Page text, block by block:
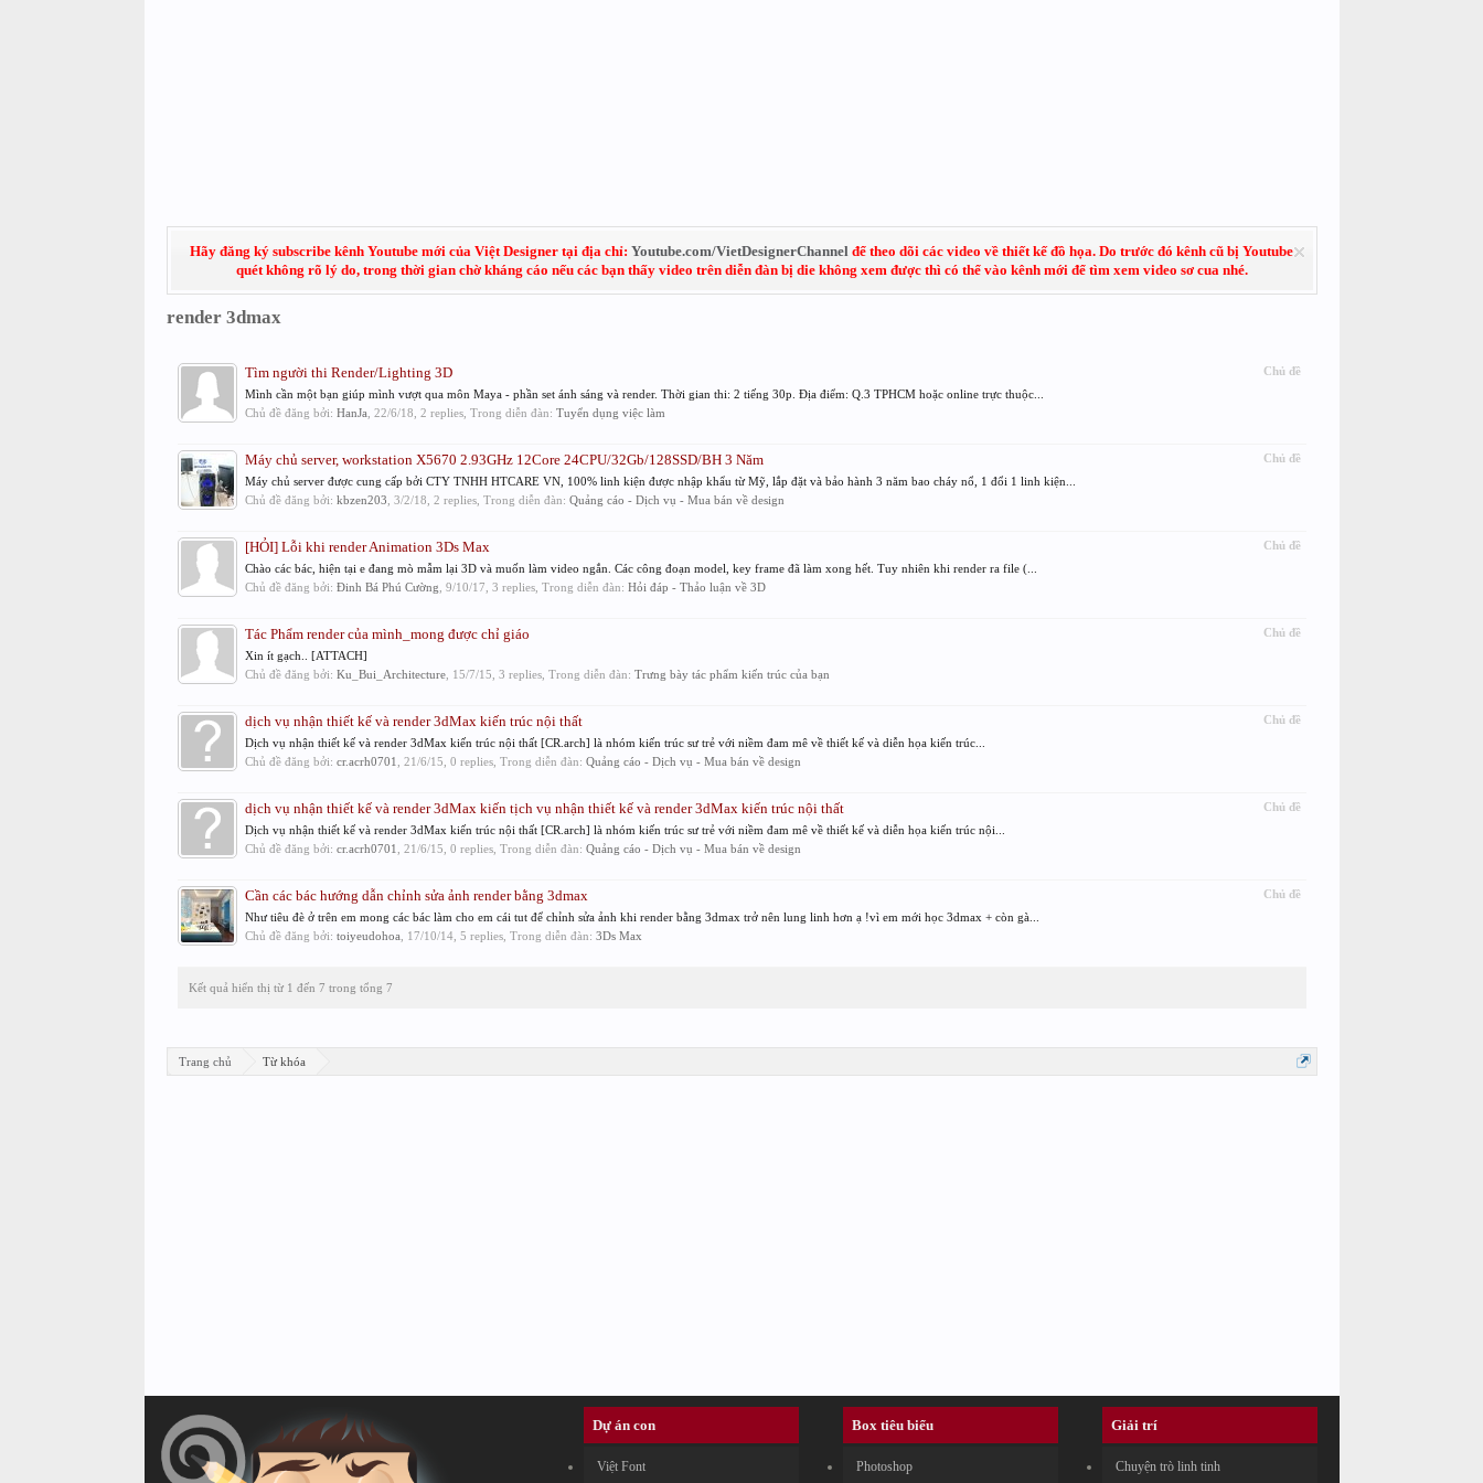
Hãy đăng ký subscribe kênh Youtube mới của Việt Designer tại địa chỉ: Youtube.com/VietDesignerChannel để theo dõi các video về thiết kế đồ họa. Do trước đó kênh cũ bị Youtube
quét không rõ lý do, trong thời gian chờ kháng cáo nếu các bạn thấy video trên diễn đàn bị die không xem được thì có thể vào kênh mới để tìm xem video sơ cua nhé.
render 3dmax
Chủ đề
Tìm người thi Render/Lighting 3D
Mình cần một bạn giúp mình vượt qua môn Maya - phần set ánh sáng và render. Thời gian thi: 2 tiếng 30p. Địa điểm: Q.3 TPHCM hoặc online trực thuộc...
Chủ đề đăng bởi: HanJa 22/6/18 , 2 replies, Trong diễn đàn: Tuyển dụng việc làm
Chủ đề
Máy chủ server, workstation X5670 2.93GHz 12Core 24CPU/32Gb/128SSD/BH 3 Năm
Máy chủ server được cung cấp bởi CTY TNHH HTCARE VN, 100% linh kiện được nhập khẩu từ Mỹ, lắp đặt và bảo hành 3 năm bao cháy nổ, 1 đổi 1 linh kiện...
Chủ đề đăng bởi: kbzen203 3/2/18 , 2 replies, Trong diễn đàn: Quảng cáo - Dịch vụ - Mua bán về design
Chủ đề
[HỎI] Lỗi khi render Animation 3Ds Max
Chào các bác, hiện tại e đang mò mẫm lại 3D và muốn làm video ngắn. Các công đoạn model, key frame đã làm xong hết. Tuy nhiên khi render ra file (...
Chủ đề đăng bởi: Đinh Bá Phú Cường 9/10/17 , 3 replies, Trong diễn đàn: Hỏi đáp - Thảo luận về 3D
Chủ đề
Tác Phẩm render của mình_mong được chỉ giáo
Xin ít gạch.. [ATTACH]
Chủ đề đăng bởi: Ku_Bui_Architecture, 15/7/15 , 3 replies, Trong diễn đàn: Trưng bày tác phẩm kiến trúc của bạn
Chủ đề
dịch vụ nhận thiết kế và render 3dMax kiến trúc nội thất
Dịch vụ nhận thiết kế và render 3dMax kiến trúc nội thất [CR.arch] là nhóm kiến trúc sư trẻ với niềm đam mê về thiết kế và diễn họa kiến trúc...
Chủ đề đăng bởi: cr.acrh0701 21/6/15 , 0 replies, Trong diễn đàn: Quảng cáo - Dịch vụ - Mua bán về design
Chủ đề
dịch vụ nhận thiết kế và render 3dMax kiến tịch vụ nhận thiết kế và render 3dMax kiến trúc nội thất
Dịch vụ nhận thiết kế và render 3dMax kiến trúc nội thất [CR.arch] là nhóm kiến trúc sư trẻ với niềm đam mê về thiết kế và diễn họa kiến trúc nội...
Chủ đề đăng bởi: cr.acrh0701 21/6/15 , 0 replies, Trong diễn đàn: Quảng cáo - Dịch vụ - Mua bán về design
Chủ đề
Cần các bác hướng dẫn chỉnh sửa ảnh render bằng 3dmax
Như tiêu đè ở trên em mong các bác làm cho em cái tut để chỉnh sửa ảnh khi render bằng 3dmax trở nên lung linh hơn ạ !vì em mới học 3dmax + còn gà...
Chủ đề đăng bởi: toiyeudohoa 17/10/14, 5 replies, Trong diễn đàn: 3Ds Max
Kết quả hiển thị từ 1 đến 7 trong tổng 7
Trang chủ Từ khóa
Dự án con
Việt Font
Box tiêu biểu
Photoshop
Giải trí
Chuyện trò linh tinh